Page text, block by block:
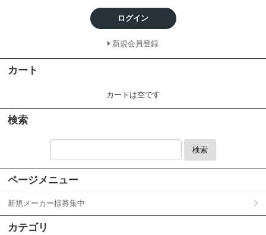
ログイン
新規会員登録
カート
カートは空です
検索
検索
ページメニュー
新規メーカー様募集中
カテゴリ